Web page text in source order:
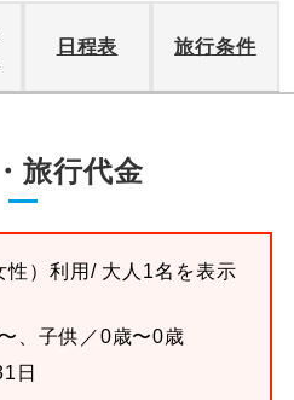
日程表 旅行条件
旅行代金
） 利用/ 大人1名を表示
、子供／0歳〜0歳
日